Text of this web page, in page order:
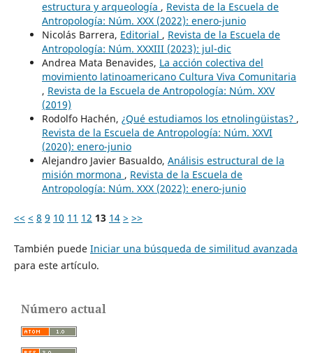
estructura y arqueología , Revista de la Escuela de
Antropología: Núm. XXX (2022): enero-junio
Nicolás Barrera, Editorial , Revista de la Escuela de
Antropología: Núm. XXXIII (2023): jul-dic
Andrea Mata Benavides, La acción colectiva del
movimiento latinoamericano Cultura Viva Comunitaria
, Revista de la Escuela de Antropología: Núm. XXV
(2019)
Rodolfo Hachén, ¿Qué estudiamos los etnolingüistas? ,
Revista de la Escuela de Antropología: Núm. XXVI
(2020): enero-junio
Alejandro Javier Basualdo, Análisis estructural de la
misión mormona , Revista de la Escuela de
Antropología: Núm. XXX (2022): enero-junio
<< < 8 9 10 11 12 13 14 > >>
También puede Iniciar una búsqueda de similitud avanzada
para este artículo.
Número actual